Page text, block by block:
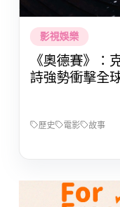
影視娛樂
《奧德賽》：
詩強勢衝擊全
歷史 電影 故事